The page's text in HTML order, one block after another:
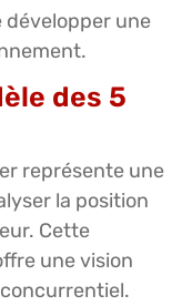
une
des 5
représente une
la position
Cette
une vision